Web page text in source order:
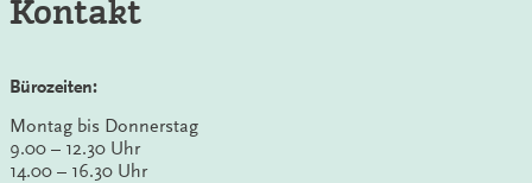
Kontakt
Bürozeiten:
Montag bis Donnerstag
9.00 – 12.30 Uhr
14.00 – 16.30 Uhr